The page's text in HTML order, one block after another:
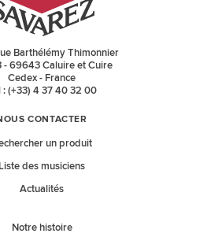
Barthélémy Thimonnier
- 69643 Caluire et Cuire
Cedex - France
: (+33) 4 37 40 32 00
CONTACTER
un produit
Liste des musiciens
Actualités
Notre histoire